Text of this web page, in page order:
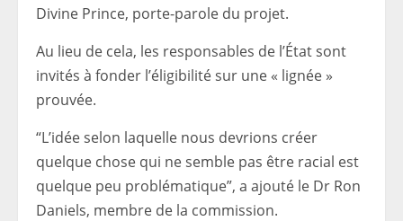
Divine Prince, porte-parole du projet.
Au lieu de cela, les responsables de l’État sont
invités à fonder l’éligibilité sur une « lignée »
prouvée.
“L’idée selon laquelle nous devrions créer
quelque chose qui ne semble pas être racial est
quelque peu problématique”, a ajouté le Dr Ron
Daniels, membre de la commission.